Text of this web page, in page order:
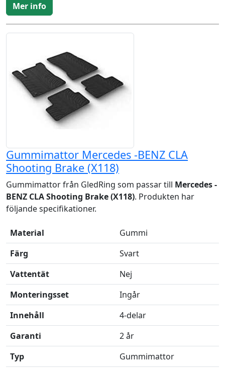
Mer info
Gummimattor Mercedes -BENZ CLA
Shooting Brake (X118)
Gummimattor från GledRing som passar till Mercedes -
BENZ CLA Shooting Brake (X118). Produkten har
följande specifikationer.
Material
Gummi
Färg
Svart
Vattentät
Nej
Monteringsset
Ingår
Innehåll
4-delar
Garanti
2 år
Typ
Gummimattor